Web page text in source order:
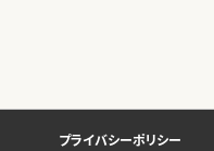
プライバシーポリシー